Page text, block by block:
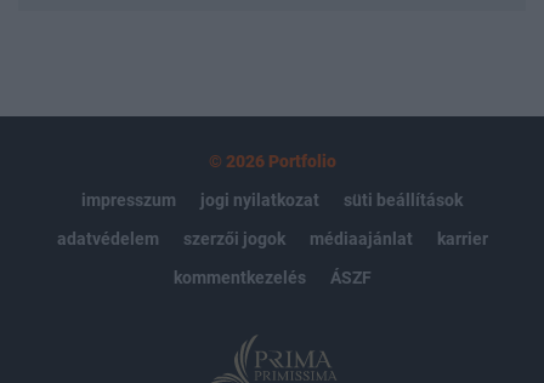
© 2026 Portfolio
impresszum
jogi nyilatkozat
süti beállítások
adatvédelem
szerzői jogok médiaajánlat
karrier
kommentkezelés
ÁSZF